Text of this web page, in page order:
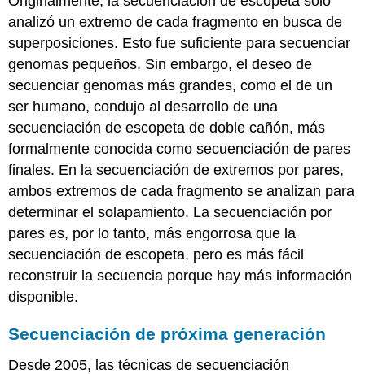
analizó un extremo de cada fragmento en busca de
superposiciones. Esto fue suficiente para secuenciar
genomas pequeños. Sin embargo, el deseo de
secuenciar genomas más grandes, como el de un
ser humano, condujo al desarrollo de una
secuenciación de escopeta de doble cañón, más
formalmente conocida comosecuenciación de pares
finales. En la secuenciación de extremos por pares,
ambos extremos de cada fragmento se analizan para
determinar el solapamiento. La secuenciación por
pares es, por lo tanto, más engorrosa que la
secuenciación de escopeta, pero es más fácil
reconstruir la secuencia porque hay más información
disponible.
Secuenciación de próxima generación
Desde 2005, las técnicas de secuenciación